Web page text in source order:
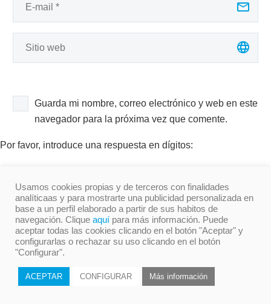
Guarda mi nombre, correo electrónico y web en este
navegador para la próxima vez que comente.
Por favor, introduce una respuesta en dígitos:
ENVIAR COMENTARIOS
Usamos cookies propias y de terceros con finalidades
analíticaas y para mostrarte una publicidad personalizada en
base a un perfil elaborado a partir de sus habitos de
navegación. Clique aquí para más información. Puede
aceptar todas las cookies clicando en el botón "Aceptar" y
configurarlas o rechazar su uso clicando en el botón
"Configurar".
ACEPTAR CONFIGURAR Más información